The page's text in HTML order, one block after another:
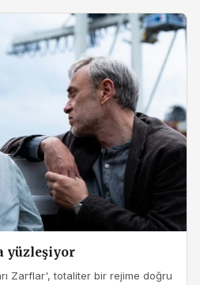
yüzleşiyor
Zarflar', totaliter bir rejime doğru